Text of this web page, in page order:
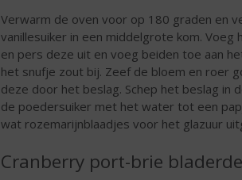
Verwarm de oven voor op 180 graden en
vanillesuiker in een middelgrote kom.
en pers deze uit en voeg beiden toe aan
het snufje zout bij. Zeef de bloem en roer
deze door het beslag. Schep het beslag in
de poedersuiker met het water tot een
wat rozemarijnblaadjes voor het glazuur
Cranberry port-brie